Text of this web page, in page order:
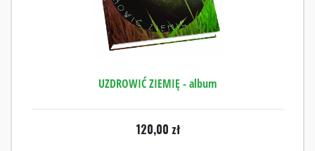
UZDROWIĆ ZIEMIĘ - album
120,00 zł